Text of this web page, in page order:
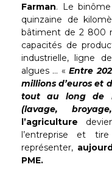
Farman. Le
quinzaine de
bâtiment de 2 800
capacités de
industrielle, ligne
algues … «Entre
millions d’euros et
tout au long de
(lavage,
l’agriculture
l’entreprise et
représenter,
PME.